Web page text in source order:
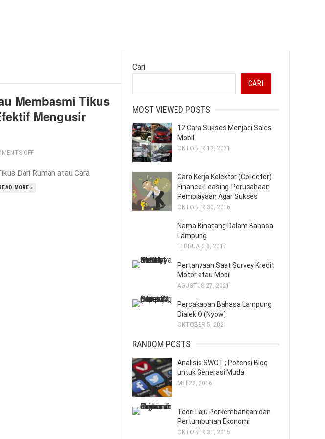
Membasmi Tikus
Mengusir
OFF
Dari Rumah atau Cara
MORE »
Cari
CARI
MOST VIEWED POSTS
12 Cara Sukses Menjadi Sales
Mobil
OKTOBER 12, 2021
Cara Kerja Kolektor (Collector)
Finance-Leasing-Perusahaan
Pembiayaan Agar Sukses
OKTOBER 30, 2016
Nama Binatang Dalam Bahasa
Lampung
FEBRUARI 8, 2017
Pertanyaan Saat Survey Kredit
Motor atau Mobil
AGUSTUS 27, 2021
Percakapan Bahasa Lampung
Dialek O (Nyow)
OKTOBER 5, 2021
RANDOM POSTS
Analisis SWOT ; Potensi Blog
untuk Generasi Muda
MEI 22, 2016
Teori Laju Perkembangan dan
Pertumbuhan Ekonomi
OKTOBER 31, 2015